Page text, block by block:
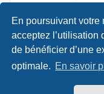
En poursuivant votre
acceptez l’utilisation
de bénéficier d’une
optimale. En savoir
Développé parphpBB
Leenoz